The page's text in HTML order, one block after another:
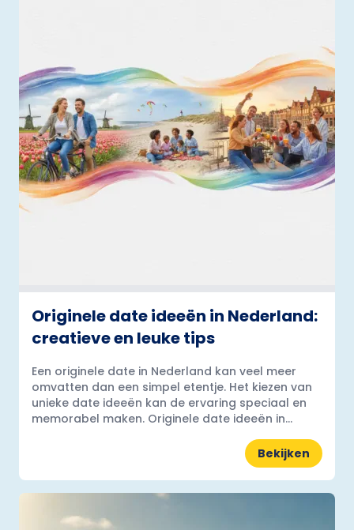
Originele date ideeën in Nederland:
creatieve en leuke tips
Een originele date in Nederland kan veel meer
omvatten dan een simpel etentje. Het kiezen van
unieke date ideeën kan de ervaring speciaal en
memorabel maken. Originele date ideeën in...
Bekijken